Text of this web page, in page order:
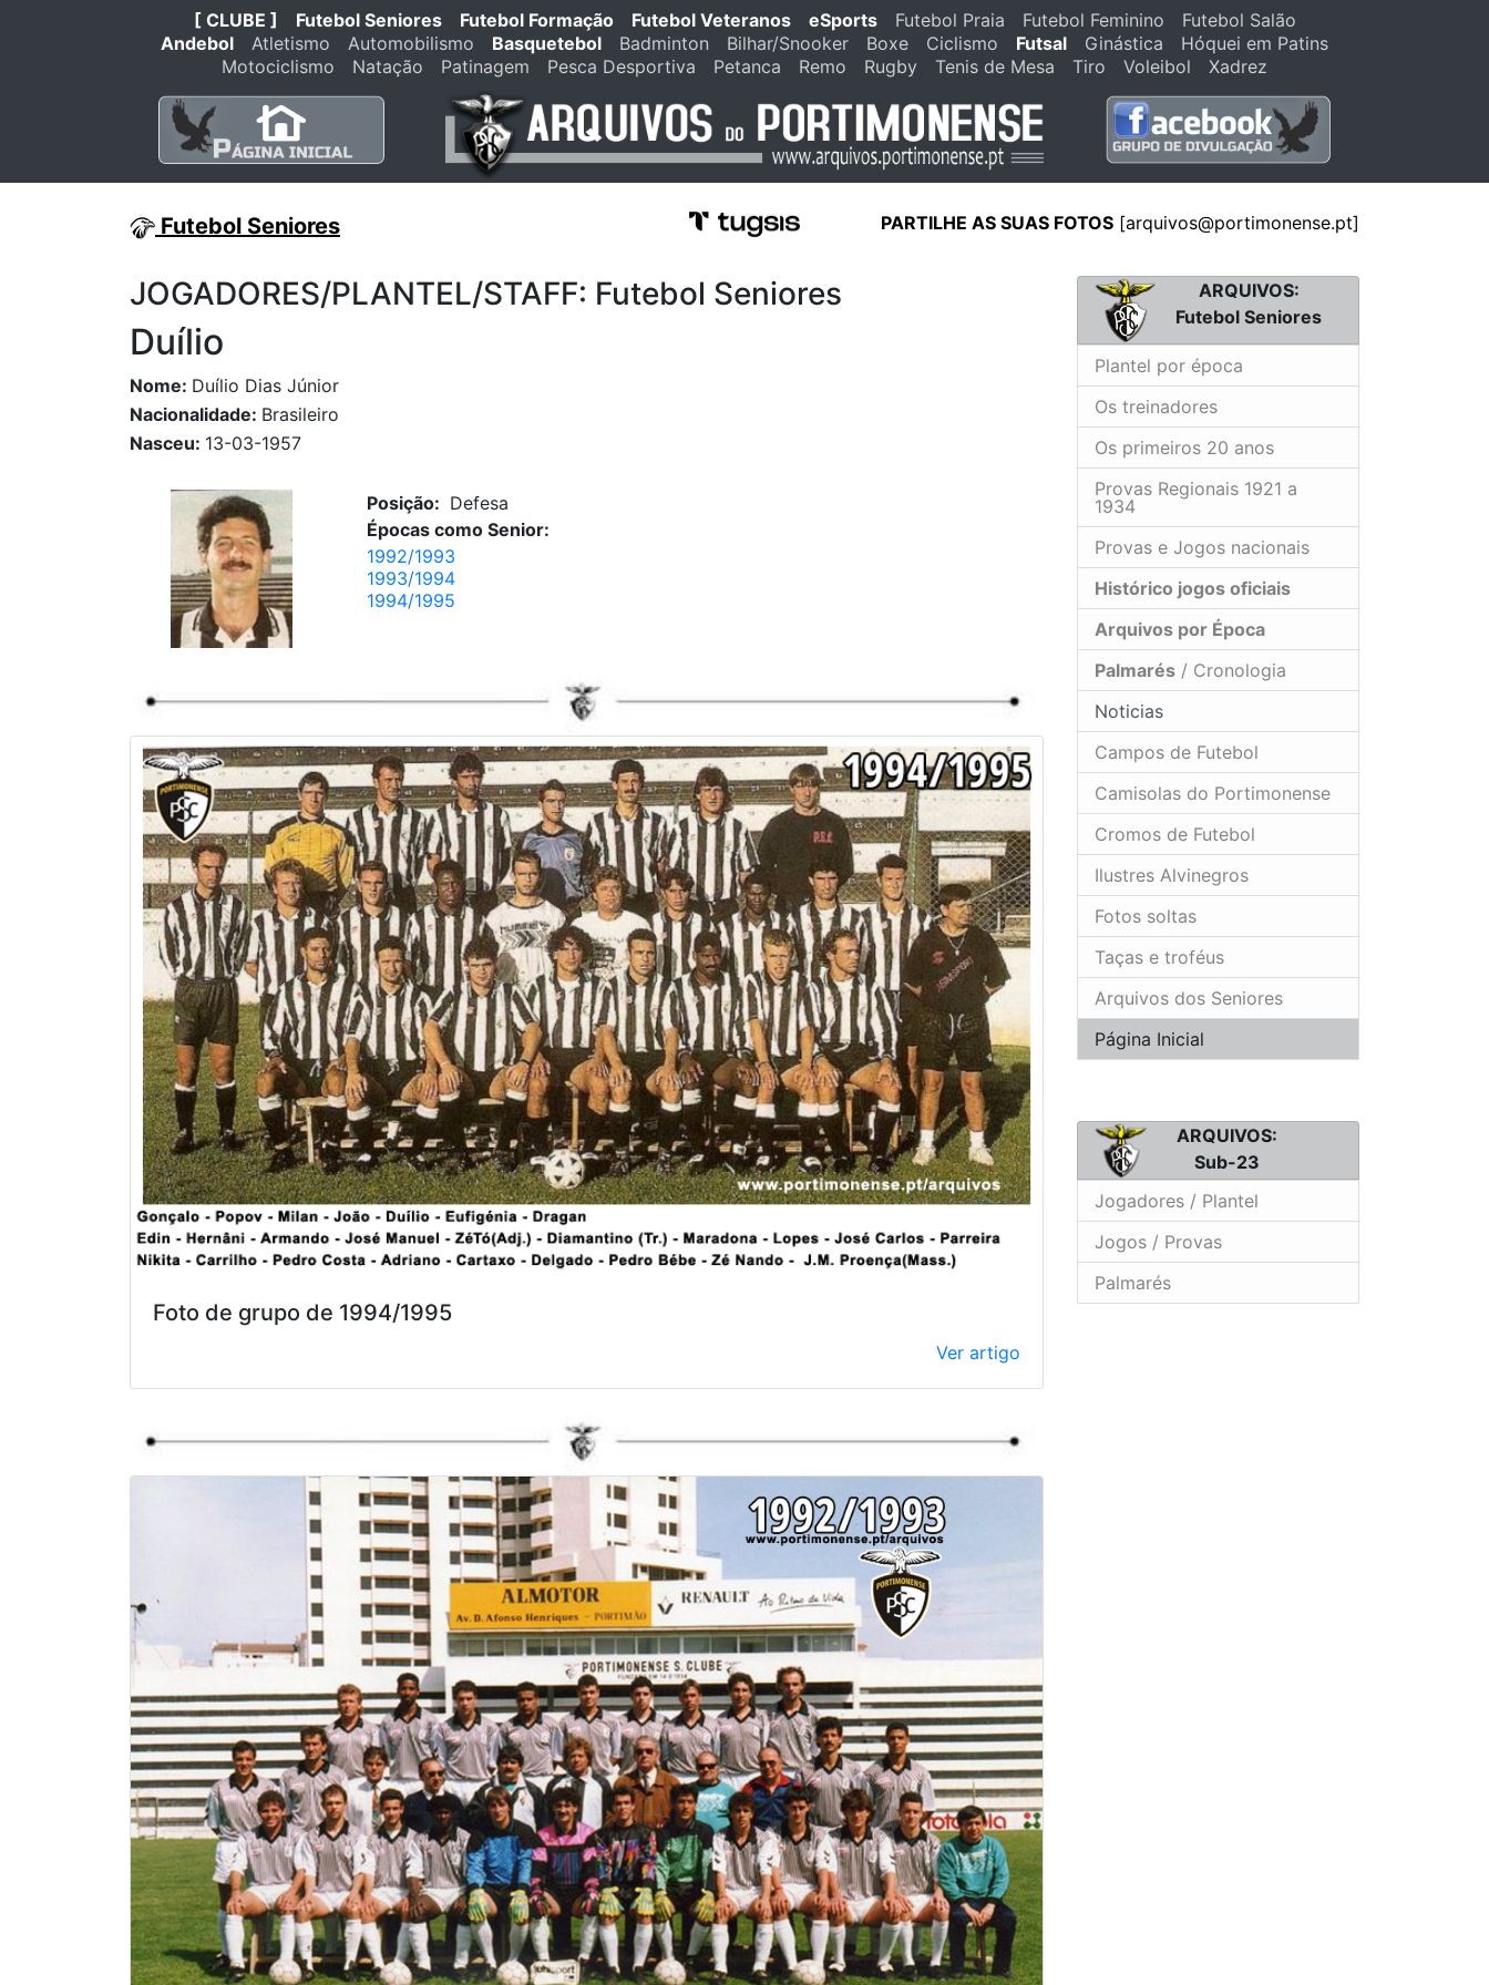
[ CLUBE ] Futebol Seniores Futebol Formação Futebol Veteranos eSports Futebol Praia Futebol Feminino
Futebol Salão
Andebol
Atletismo Automobilismo Basquetebol Badminton Bilhar/Snooker Boxe Ciclismo Futsal Ginástica
Hóquei em Patins
Motociclismo
Natação Patinagem Pesca Desportiva Petanca Remo Rugby Tenis de Mesa Tiro Voleibol Xadrez
Futebol Seniores PARTILHE AS SUAS FOTOS [arquivos@portimonense.pt]
JOGADORES/PLANTEL/STAFF: Futebol Seniores
Duílio
Nome: Duílio Dias Júnior
Nacionalidade: Brasileiro
Nasceu: 13-03-1957
Posição: Defesa
Épocas como Senior:
1992/1993
1993/1994
1994/1995
Foto de grupo de 1994/1995
Ver artigo
ARQUIVOS:
Futebol Seniores
Plantel por época
Os treinadores
Os primeiros 20 anos
Provas Regionais 1921 a
1934
Provas e Jogos nacionais
Histórico jogos oficiais
Arquivos por Época
Palmarés / Cronologia
Noticias
Campos de Futebol
Camisolas do Portimonense
Cromos de Futebol
Ilustres Alvinegros
Fotos soltas
Taças e troféus
Arquivos dos Seniores
Página Inicial
ARQUIVOS:
Sub-23
Jogadores / Plantel
Jogos / Provas
Palmarés